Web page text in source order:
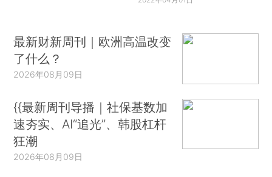
最新财新周刊｜欧洲高温改变
了什么？
2026年08月09日
{{最新周刊导播｜社保基数加
速夯实、AI“追光”、韩股杠杆
狂潮
2026年08月09日